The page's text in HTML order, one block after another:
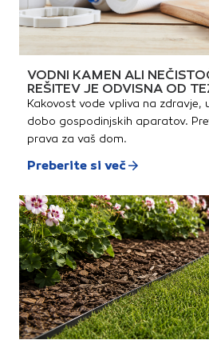
VODNI KAMEN ALI
REŠITEV JE ODVISNA OD
Kakovost vode vpliva na zdravje,
dobo gospodinjskih aparatov.
prava za vaš dom.
Preberite si več